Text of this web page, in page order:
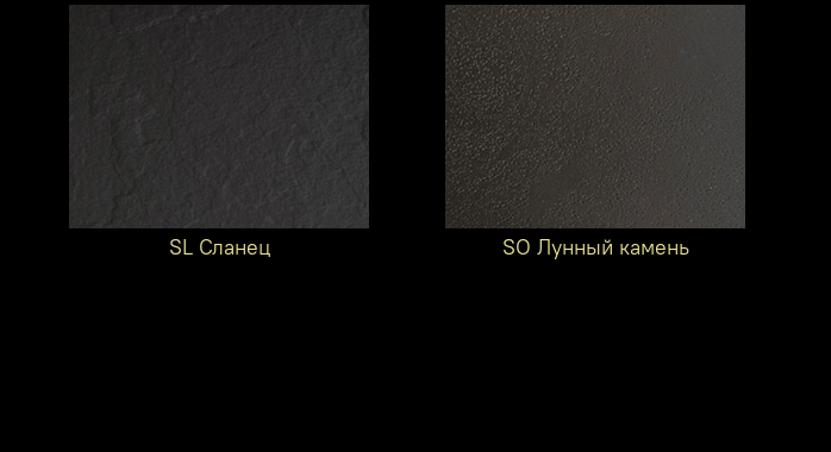
SL Сланец SO Лунный камень